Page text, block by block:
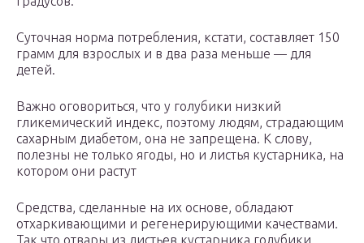
Суточная норма потребления, кстати, составляет 150
грамм для взрослых и в два раза меньше — для
детей.
Важно оговориться, что у голубики низкий
гликемический индекс, поэтому людям, страдающим
сахарным диабетом, она не запрещена. К слову,
полезны не только ягоды, но и листья кустарника, на
котором они растут
Средства, сделанные на их основе, обладают
отхаркивающими и регенерирующими качествами.
Так что отвары из листьев кустарника голубики